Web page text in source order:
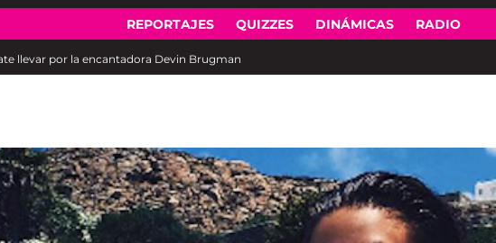
Open
dropdown
REPORTAJES QUIZZES DINÁMICAS RADIO
llevar por la encantadora Devin Brugman